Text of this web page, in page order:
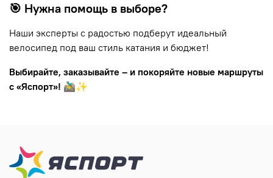
🎯 Нужна помощь в выборе?
Наши эксперты с радостью подберут идеальный
велосипед под ваш стиль катания и бюджет!
Выбирайте, заказывайте – и покоряйте новые маршруты
с «Яспорт»! 🚵‍♂️✨